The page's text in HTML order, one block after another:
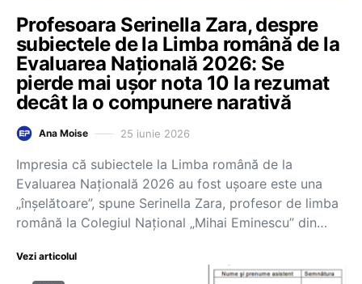
Profesoara Serinella Zara, despre
subiectele de la Limba română de la
Evaluarea Națională 2026: Se
pierde mai ușor nota 10 la rezumat
decât la o compunere narativă
Ana Moise 25 iunie 2026
Impresia că subiectele la Limba română de la
Evaluarea Națională 2026 au fost ușoare este una
„înșelătoare”, spune Serinella Zara, profesor de limba
română la Colegiul Național „Mihai Eminescu” din…
Vezi articolul